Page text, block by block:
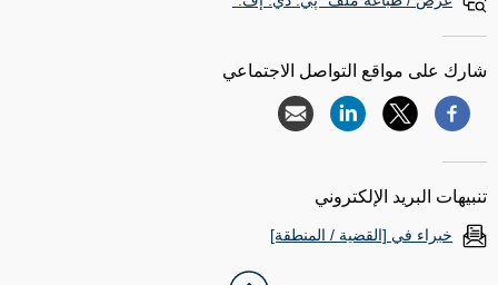
شارك على مواقع التواصل الاجتماعي
تنبيهات البريد الإلكتروني
خبراء في [القضية / المنطقة]